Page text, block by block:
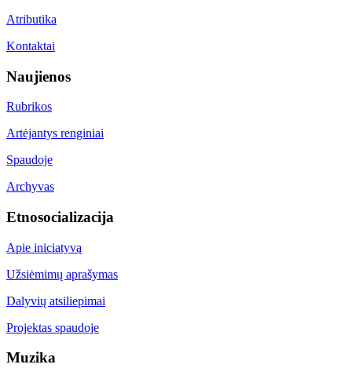
Atributika
Kontaktai
Naujienos
Rubrikos
Artėjantys renginiai
Spaudoje
Archyvas
Etnosocializacija
Apie iniciatyvą
Užsiėmimų aprašymas
Dalyvių atsiliepimai
Projektas spaudoje
Muzika